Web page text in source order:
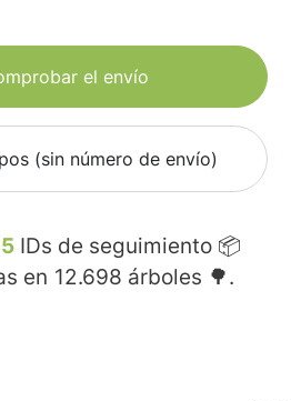
el envío
(sin número de envío)
IDs de seguimiento 📦
en 12.698 árboles 🌳.